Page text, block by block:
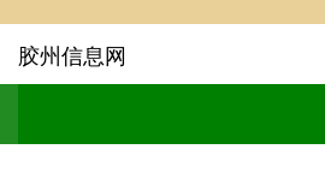
胶州信息网